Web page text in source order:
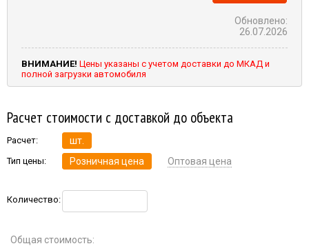
Обновлено:
26.07.2026
ВНИМАНИЕ! Цены указаны с учетом доставки до МКАД и
полной загрузки автомобиля
Расчет стоимости с доставкой до объекта
Расчет: шт.
Тип цены: Розничная цена Оптовая цена
Количество:
Общая стоимость: